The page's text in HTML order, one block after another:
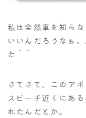
私は全然車を知ら
いいんだろうなぁ
た＾＾
さてさて、このア
スビーチ近くにあ
れたんだとか。